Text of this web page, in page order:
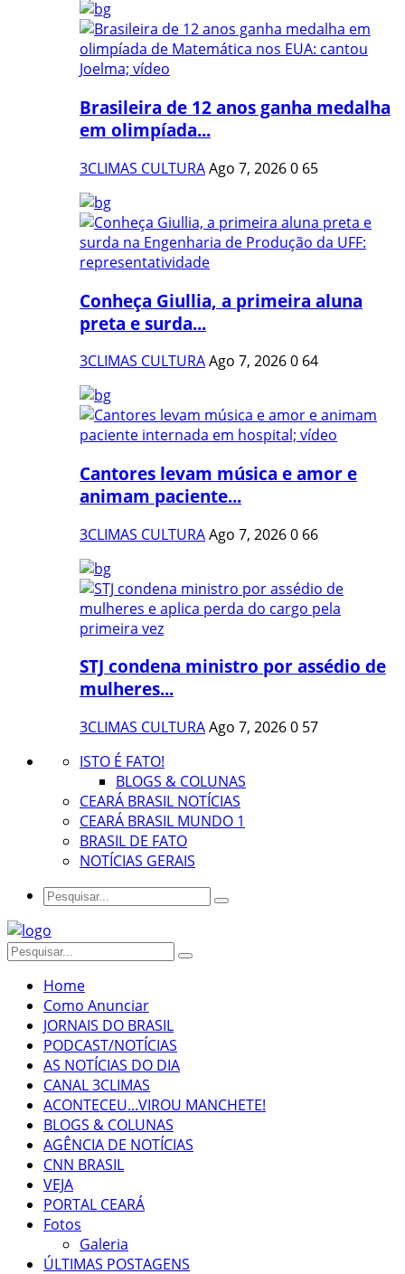
Brasileira de 12 anos ganha medalha
em olimpíada...
3CLIMAS CULTURAAgo 7, 20260 65
Conheça Giullia, a primeira aluna
preta e surda...
3CLIMAS CULTURAAgo 7, 20260 64
Cantores levam música e amor e
animam paciente...
3CLIMAS CULTURAAgo 7, 20260 66
STJ condena ministro por assédio de
mulheres...
3CLIMAS CULTURAAgo 7, 20260 57
ISTO É FATO!
BLOGS & COLUNAS
CEARÁ BRASIL NOTÍCIAS
CEARÁ BRASIL MUNDO 1
BRASIL DE FATO
NOTÍCIAS GERAIS
Home
Como Anunciar
JORNAIS DO BRASIL
PODCAST/NOTÍCIAS
AS NOTÍCIAS DO DIA
CANAL 3CLIMAS
ACONTECEU...VIROU MANCHETE!
BLOGS & COLUNAS
AGÊNCIA DE NOTÍCIAS
CNN BRASIL
VEJA
PORTAL CEARÁ
Fotos
Galeria
ÚLTIMAS POSTAGENS